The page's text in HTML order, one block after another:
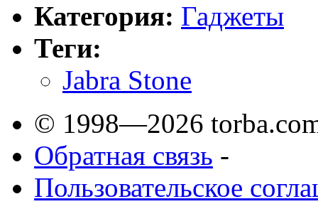
Категория: Гаджеты
Теги:
Jabra Stone
© 1998—2026
Обратная связь -
Пользовательское